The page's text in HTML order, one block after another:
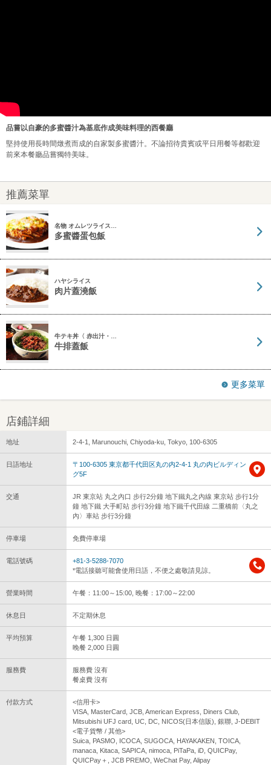
品嘗以自豪的多蜜醬汁為基底作成美味料理的西餐廳
堅持使用長時間燉煮而成的自家製多蜜醬汁。不論招待貴賓或平日用餐等都歡迎
前來本餐廳品嘗獨特美味。
推薦菜單
名物 オムレツライス…
多蜜醬蛋包飯
ハヤシライス
肉片蓋澆飯
牛テキ丼〈 赤出汁・…
牛排蓋飯
更多菜單
店鋪詳細
地址 2-4-1, Marunouchi, Chiyoda-ku, Tokyo, 100-6305
日語地址
〒100-6305 東京都千代田区丸の内2-4-1 丸の内ビルディン
グ5F
交通
JR 東京站 丸之內口 步行2分鐘 地下鐵丸之內線 東京站 步行1分
鐘 地下鐵 大手町站 步行3分鐘 地下鐵千代田線 二重橋前〈丸之
內〉車站 步行3分鐘
停車場 免費停車場
電話號碼
+81-3-5288-7070
*電話接聽可能會使用日語，不便之處敬請見諒。
營業時間 午餐：11:00～15:00, 晚餐：17:00～22:00
休息日 不定期休息
平均預算
午餐 1,300 日圓
晚餐 2,000 日圓
服務費
服務費 沒有
餐桌費 沒有
付款方式
<信用卡>
VISA, MasterCard, JCB, American Express, Diners Club,
Mitsubishi UFJ card, UC, DC, NICOS(日本信販), 銀聯, J-DEBIT
<電子貨幣 / 其他>
Suica, PASMO, ICOCA, SUGOCA, HAYAKAKEN, TOICA,
manaca, Kitaca, SAPICA, nimoca, PiTaPa, iD, QUICPay,
QUICPay＋, JCB PREMO, WeChat Pay, Alipay